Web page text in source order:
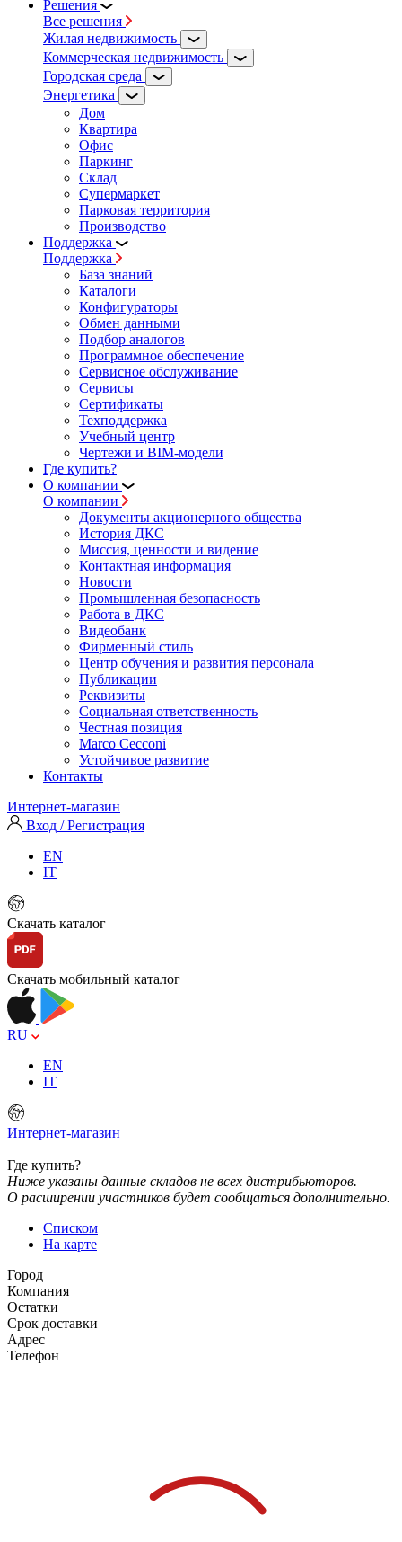
Решения
Все решения
Жилая недвижимость
Коммерческая недвижимость
Городская среда
Энергетика
Дом
Квартира
Офис
Паркинг
Склад
Супермаркет
Парковая территория
Производство
Поддержка
Поддержка
База знаний
Каталоги
Конфигураторы
Обмен данными
Подбор аналогов
Программное обеспечение
Сервисное обслуживание
Сервисы
Сертификаты
Техподдержка
Учебный центр
Чертежи и BIM-модели
Где купить?
О компании
О компании
Документы акционерного общества
История ДКС
Миссия, ценности и видение
Контактная информация
Новости
Промышленная безопасность
Работа в ДКС
Видеобанк
Фирменный стиль
Центр обучения и развития персонала
Публикации
Реквизиты
Социальная ответственность
Честная позиция
Marco Cecconi
Устойчивое развитие
Контакты
Интернет-магазин
Вход / Регистрация
EN
IT
Скачать каталог
Скачать мобильный каталог
RU
EN
IT
Интернет-магазин
Где купить?
Ниже указаны данные складов не всех дистрибьюторов.
О расширении участников будет сообщаться дополнительно.
Списком
На карте
Город
Компания
Остатки
Срок доставки
Адрес
Телефон